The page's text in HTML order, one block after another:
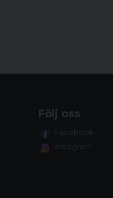
Följ oss
Facebook
Instagram